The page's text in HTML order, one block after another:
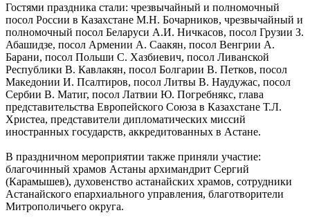
Гостями праздника стали: чрезвычайный и полномочный
посол России в Казахстане М.Н. Бочарников, чрезвычайный и
полномочный посол Беларуси А.И. Ничкасов, посол Грузии З.
Абашидзе, посол Армении А. Саакян, посол Венгрии А.
Барани, посол Польши С. Хазбиевич, посол Ливанской
Республики В. Кавлакян, посол Болгарии В. Петков, посол
Македонии И. Псалтиров, посол Литвы В. Наудужас, посол
Сербии В. Матиг, посол Латвии Ю. Погребнякс, глава
представительства Европейского Союза в Казахстане Т.Л.
Христеа, представители дипломатических миссий
иностранных государств, аккредитованных в Астане.
В праздничном мероприятии также приняли участие:
благочинный храмов Астаны архимандрит Сергий
(Карамышев), духовенство астанайских храмов, сотрудники
Астанайского епархиального управления, благотворители
Митрополичьего округа.